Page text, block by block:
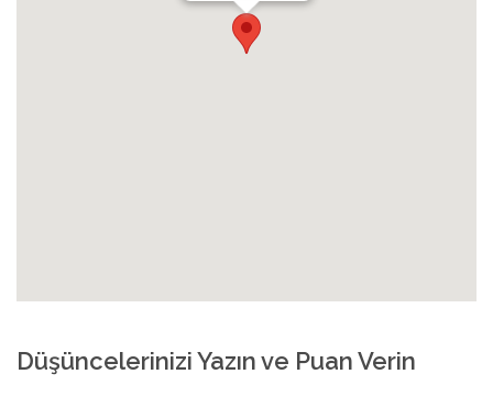
Düşüncelerinizi Yazın ve Puan Verin